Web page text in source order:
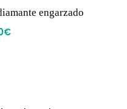
engarzado
€